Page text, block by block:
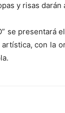
y risas
se presentará
con la